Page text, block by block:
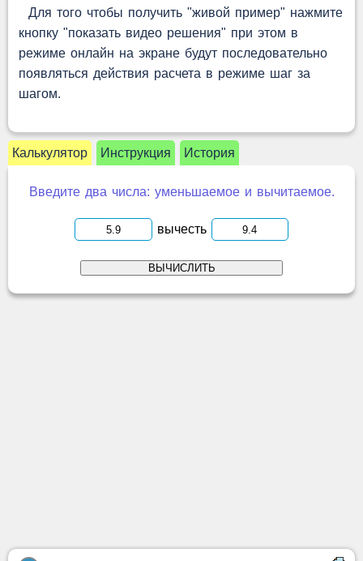
Для того чтобы получить "живой пример" нажмите
кнопку "показать видео решения" при этом в
режиме онлайн на экране будут последовательно
появляться действия расчета в режиме шаг за
шагом.
Калькулятор Инструкция История
Введите два числа: уменьшаемое и вычитаемое.
вычесть